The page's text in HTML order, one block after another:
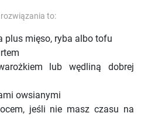
to:
plus mięso, ryba albo tofu
lub wędliną dobrej
owsianymi
jeśli nie masz czasu na